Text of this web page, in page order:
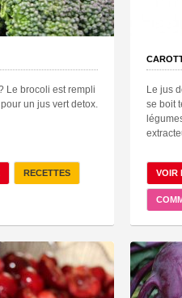
Le brocoli est rempli
un jus vert detox.
RECETTES
Le jus
se boit
VOIR